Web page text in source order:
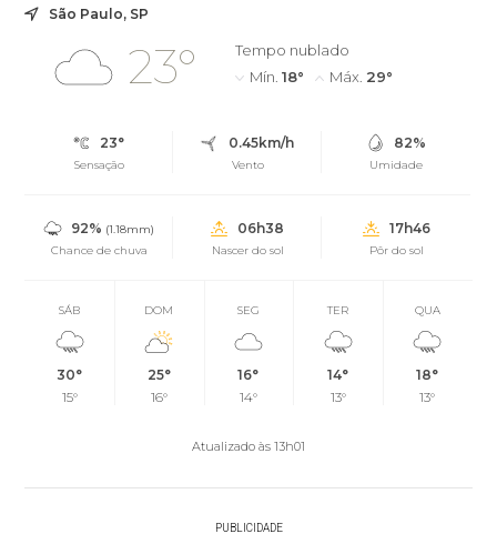
São Paulo, SP
23°
Tempo nublado
Mín. 18° Máx. 29°
23°
Sensação
0.45km/h
Vento
82%
Umidade
92% (1.18mm)
Chance de chuva
06h38
Nascer do sol
17h46
Pôr do sol
SÁB
30°
15°
DOM
25°
16°
SEG
16°
14°
TER
14°
13°
QUA
18°
13°
Atualizado às 13h01
PUBLICIDADE